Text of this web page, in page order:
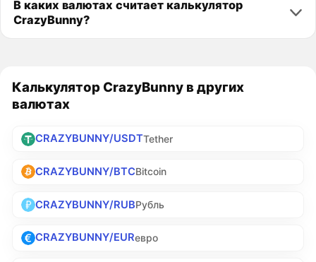
В каких валютах считает калькулятор
CrazyBunny?
Калькулятор CrazyBunny в других
валютах
CRAZYBUNNY/USDTTether
CRAZYBUNNY/BTCBitcoin
CRAZYBUNNY/RUBРубль
CRAZYBUNNY/EURевро